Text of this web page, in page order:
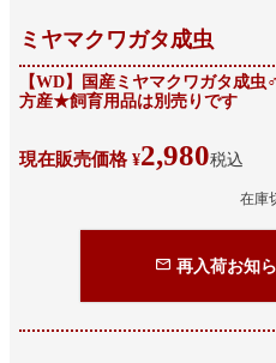
ミヤマクワガタ成虫
【WD】国産ミヤマクワガタ成
方産★飼育用品は別売りです
現在販売価格 ¥2,980税込
在庫
再入荷お知